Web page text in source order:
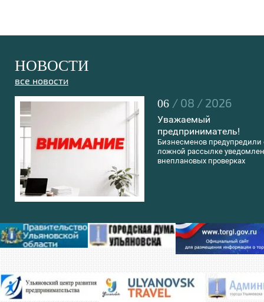
НОВОСТИ
все новости
06 / 08 / 2026
Уважаемый
предприниматель!
Бизнесменов предупредили
ложной рассылке
внеплановых проверках